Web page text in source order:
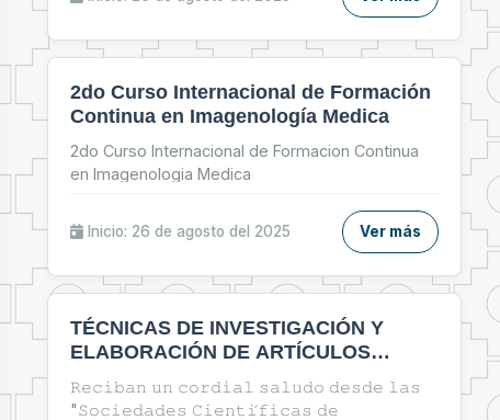
2do Curso Internacional de Formación
Continua en Imagenología Medica
2do Curso Internacional de Formacion Continua
en Imagenologia Medica
Inicio: 26 de agosto del 2025 Ver más
TÉCNICAS DE INVESTIGACIÓN Y
ELABORACIÓN DE ARTÍCULOS
CIENTÍFICOS EN EL ÁREA DE LA
SALUD
𝚁𝚎𝚌𝚒𝚋𝚊𝚗 𝚞𝚗 𝚌𝚘𝚛𝚍𝚒𝚊𝚕 𝚜𝚊𝚕𝚞𝚍𝚘 𝚍𝚎𝚜𝚍𝚎 𝚕𝚊𝚜
"𝚂𝚘𝚌𝚒𝚎𝚍𝚊𝚍𝚎𝚜 𝙲𝚒𝚎𝚗𝚝𝚒́𝚏𝚒𝚌𝚊𝚜 𝚍𝚎